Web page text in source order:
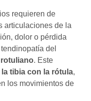
requieren de
articulaciones de la
dolor o pérdida
tendinopatía del
. Este
tibia con la rótula,
los movimientos de